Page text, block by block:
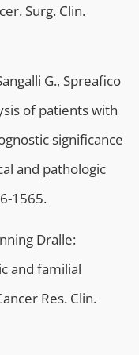
Surg. Clin.
G., Spreafico
of patients with
significance
and pathologic
1565.
Dralle:
and familial
Res. Clin.